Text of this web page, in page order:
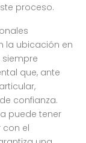
proceso.
la ubicación en
siempre
que, ante
confianza.
puede tener
el